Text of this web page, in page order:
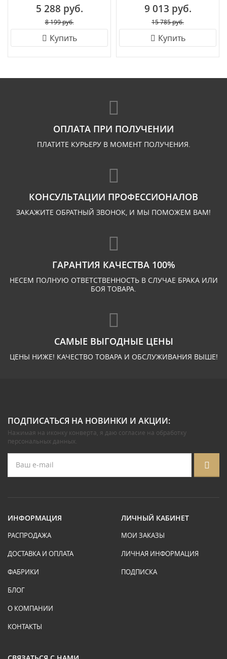
5 288 руб.
8 199 руб.
Купить
9 013 руб.
15 785 руб.
Купить
ОПЛАТА ПРИ ПОЛУЧЕНИИ
ПЛАТИТЕ КУРЬЕРУ В МОМЕНТ ПОЛУЧЕНИЯ.
КОНСУЛЬТАЦИИ ПРОФЕССИОНАЛОВ
ЗАКАЖИТЕ ОБРАТНЫЙ ЗВОНОК, И МЫ ПОМОЖЕМ ВАМ!
ГАРАНТИЯ КАЧЕСТВА 100%
НЕСЕМ ПОЛНУЮ ОТВЕТСТВЕННОСТЬ В СЛУЧАЕ БРАКА ИЛИ
БОЯ ТОВАРА.
САМЫЕ ВЫГОДНЫЕ ЦЕНЫ
ЦЕНЫ НИЖЕ! КАЧЕСТВО ТОВАРА И ОБСЛУЖИВАНИЯ ВЫШЕ!
ПОДПИСАТЬСЯ НА НОВИНКИ И АКЦИИ:
Нажимая на иконку конверта, я даю согласие на обработку
персональных данных.
ИНФОРМАЦИЯ
РАСПРОДАЖА
ДОСТАВКА И ОПЛАТА
ФАБРИКИ
БЛОГ
О КОМПАНИИ
КОНТАКТЫ
ЛИЧНЫЙ КАБИНЕТ
МОИ ЗАКАЗЫ
ЛИЧНАЯ ИНФОРМАЦИЯ
ПОДПИСКА